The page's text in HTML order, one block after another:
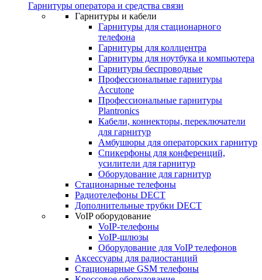
Гарнитуры оператора и средства связи
Гарнитуры и кабели
Гарнитуры для стационарного
телефона
Гарнитуры для коллцентра
Гарнитуры для ноутбука и компьютера
Гарнитуры беспроводные
Профессиональные гарнитуры
Accutone
Профессиональные гарнитуры
Plantronics
Кабели, коннекторы, переключатели
для гарнитур
Амбушюры для операторских гарнитур
Cпикерфоны для конференций,
усилители для гарнитур
Оборудование для гарнитур
Стационарные телефоны
Радиотелефоны DECT
Дополнительные трубки DECT
VoIP оборудование
VoIP-телефоны
VoIP-шлюзы
Оборудование для VoIP телефонов
Аксессуары для радиостанций
Стационарные GSM телефоны